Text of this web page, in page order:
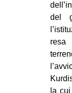
del
la